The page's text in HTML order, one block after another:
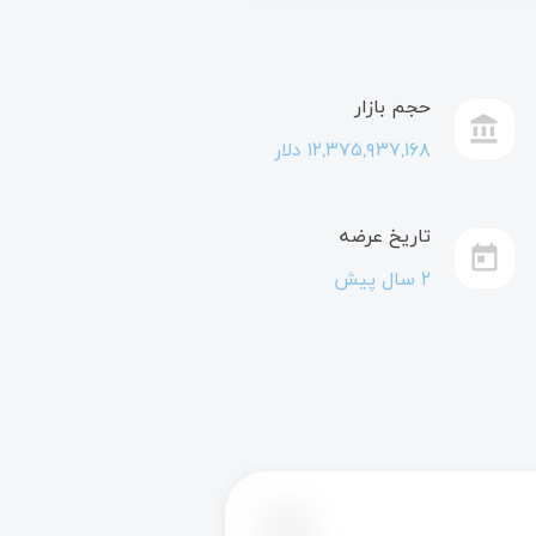
account_balance
حجم بازار
۱۲,۳۷۵,۹۳۷,۱۶۸ دلار
today
تاریخ عرضه
۲ سال پیش